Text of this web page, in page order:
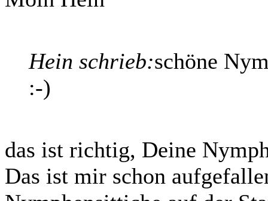
Hein schrieb:schöne
:-)
das ist richtig, Deine
Das ist mir schon